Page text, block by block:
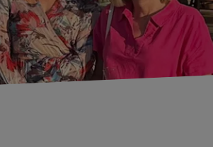
17 oktober 2026
Maak kennis met ons tijdens
de TC Mini conferentie
Lees meer